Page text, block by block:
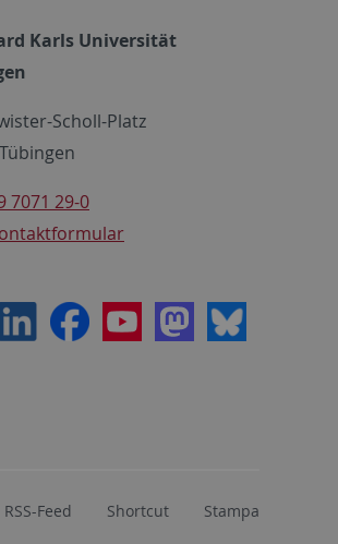
Karls Universität
Scholl-Platz
7071 29-0
LinkedInFacebookYoutubeMastodon
Bluesky
RSS-Feed Shortcut Stampa